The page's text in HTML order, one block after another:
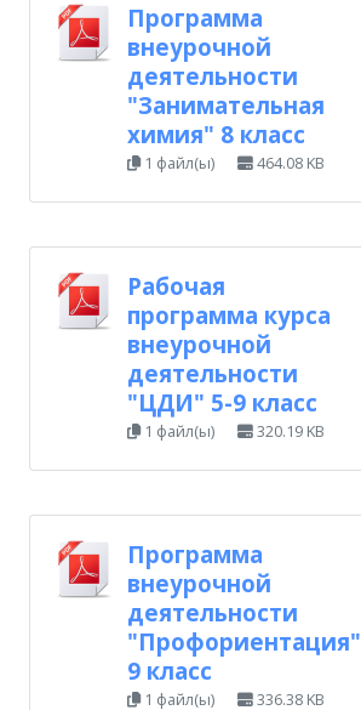
Программа
внеурочной
деятельности
"Занимательная
химия" 8 класс
1 файл(ы) 464.08 KB
Рабочая
программа курса
внеурочной
деятельности
"ЦДИ" 5-9 класс
1 файл(ы) 320.19 KB
Программа
внеурочной
деятельности
"Профориентация"
9 класс
1 файл(ы) 336.38 KB